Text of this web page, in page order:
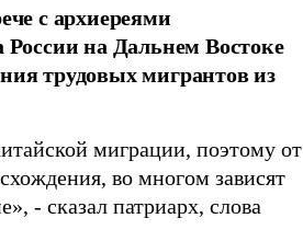
с архиереями
на Дальнем Востоке
трудовых мигрантов из
миграции, поэтому от
во многом зависят
- сказал патриарх, слова